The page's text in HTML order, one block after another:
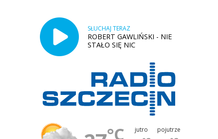
SŁUCHAJ TERAZ
ROBERT GAWLIŃSKI - NIE
STAŁO SIĘ NIC
°C jutro pojutrze